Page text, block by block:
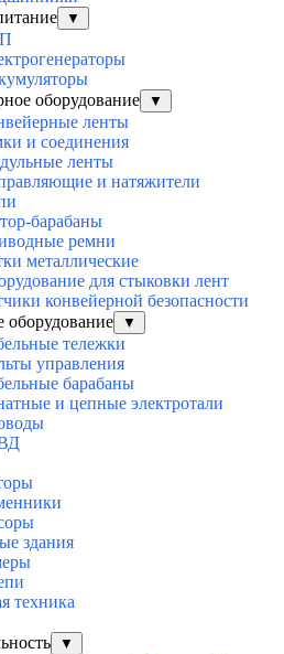
▼
оборудование
▼
ленты
и соединения
ленты
и натяжители
барабаны
ремни
металлические
для стыковки лент
конвейерной безопасности
оборудование
▼
тележки
управления
барабаны
и цепные электротали
здания
техника
▼